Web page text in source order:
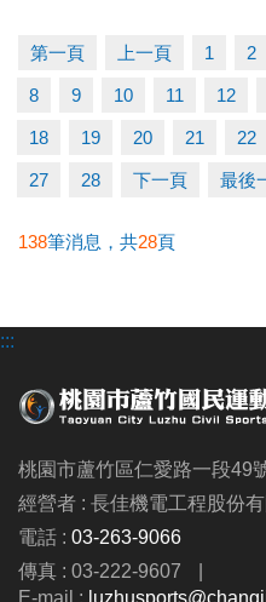
▶ 若因人數不足無法開
原信用卡、繳費憑證及發
冬日不偷懶，12月一起動
課務部：03-2639066
第一頁 上一頁 1 2
8 9 10 11 12
18 19 20 21 22
27 28 下一頁 最後
138筆消息，共28頁
:::
桃園市蘆竹區仁愛路一段49
經營者 : 長佳機電工程股份
電話 : 03-263-9066
傳真 : 03-222-9607
|
E-mail :